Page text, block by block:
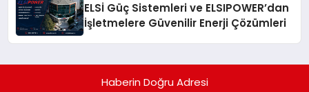
ELSİ Güç Sistemleri ve ELSIPOWER’dan
İşletmelere Güvenilir Enerji Çözümleri
Haberin Doğru Adresi